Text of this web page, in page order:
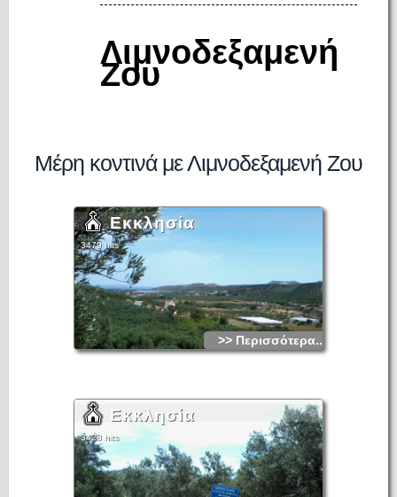
Λιμνοδεξαμενή
Ζου
Μέρη κοντινά με Λιμνοδεξαμενή Ζου
Εκκλησία
3479 hits
>> Περισσότερα...
Εκκλησία
3428 hits